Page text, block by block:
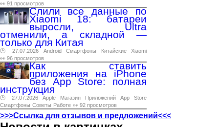
👀 91 просмотров
Слили все данные по
Xiaomi 18: батареи
выросли, Ultra
отменили, а складной —
только для Китая
🕑 27.07.2026 Android Смартфоны Китайские
Xiaomi
👀 96 просмотров
Как ставить
приложения на iPhone
без App Store: полная
инструкция
🕑 27.07.2026 Apple Магазин Приложений App
Store
Смартфоны Советы Работе 👀 92 просмотров
>>>Ссылка для отзывов и предложений<<<